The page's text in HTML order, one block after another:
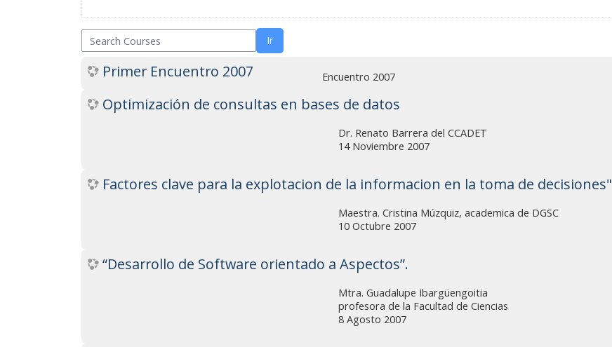
Grupo Promotor
Participantes
Seminarios 2026
Abril: 21
Noviembre: 25
Search Courses Ir
Primer Encuentro 2007 Encuentro 2007
Optimización de consultas en bases de datos
Dr. Renato Barrera del CCADET
14 Noviembre 2007
Factores clave para la explotacion de la informacion en la toma de decisiones"
Maestra. Cristina Múzquiz, academica de DGSC
10 Octubre 2007
“Desarrollo de Software orientado a Aspectos”.
Mtra. Guadalupe Ibargüengoitia
profesora de la Facultad de Ciencias
8 Agosto 2007